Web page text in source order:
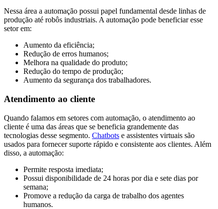
Nessa área a automação possui papel fundamental desde linhas de
produção até robôs industriais. A automação pode beneficiar esse
setor em:
Aumento da eficiência;
Redução de erros humanos;
Melhora na qualidade do produto;
Redução do tempo de produção;
Aumento da segurança dos trabalhadores.
Atendimento ao cliente
Quando falamos em setores com automação, o atendimento ao
cliente é uma das áreas que se beneficia grandemente das
tecnologias desse segmento. Chatbots e assistentes virtuais são
usados para fornecer suporte rápido e consistente aos clientes. Além
disso, a automação:
Permite resposta imediata;
Possui disponibilidade de 24 horas por dia e sete dias por
semana;
Promove a redução da carga de trabalho dos agentes
humanos.